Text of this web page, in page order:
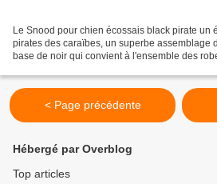
Le Snood pour chien écossais black pirate un
pirates des caraïbes, un superbe assemblage
base de noir qui convient à l'ensemble des
< Page précédente
Hébergé par Overblog
Top articles